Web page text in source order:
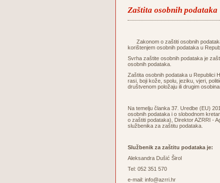
Zaštita osobnih podataka
Zakonom o zaštiti osobnih
korištenjem osobnih podataka u
Svrha zaštite osobnih podataka je
osobnih podataka.
Zaštita osobnih podataka u Republici
rasi, boji kože, spolu, jeziku, vjeri,
društvenom položaju ili drugim
Na temelju članka 37. Uredbe (EU)
osobnih podataka i o slobodnom
o zaštiti podataka), Direktor AZRRI -
službenika za zaštitu podataka.
Službenik za zaštitu podataka je:
Aleksandra Dušić Širol
Tel: 052 351 570
e-mail: info@azrri.hr